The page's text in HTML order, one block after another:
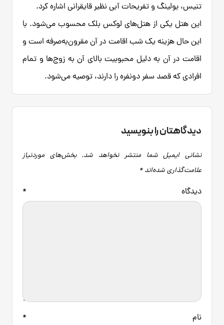
تنیس، بولینگ و تفریحات آبی نظیر قایقرانی اشاره کرد.
این هتل یکی از هتل‌های لوکس بلک محسوب می‌شود. با
این حال هزینه یک شب اقامت در آن مقرون‌به‌صرفه است و
اقامت در آن به دلیل محبوبیت بالای آن به زوج‌ها و تمام
افرادی که قصد سفر دونفره را دارند، توصیه می‌شود.
دیدگاهتان را بنویسید
نشانی ایمیل شما منتشر نخواهد شد. بخش‌های موردنیاز
علامت‌گذاری شده‌اند*
دیدگاه *
نام *